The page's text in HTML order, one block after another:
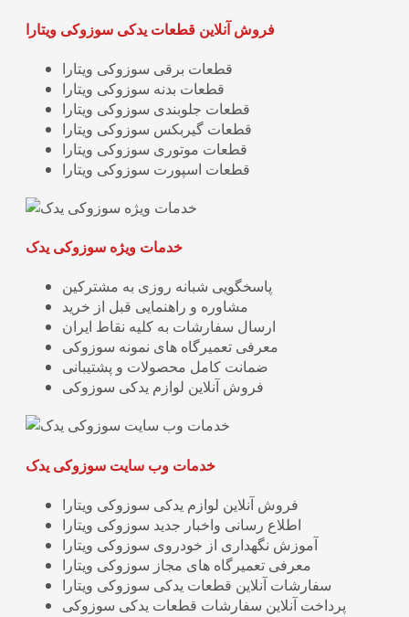
فروش آنلاین قطعات یدکی سوزوکی ویتارا
قطعات برقی سوزوکی ویتارا
قطعات بدنه سوزوکی ویتارا
قطعات جلوبندی سوزوکی ویتارا
قطعات گیربکس سوزوکی ویتارا
قطعات موتوری سوزوکی ویتارا
قطعات اسپورت سوزوکی ویتارا
خدمات ویژه سوزوکی یدک
پاسخگویی شبانه روزی به مشترکین
مشاوره و راهنمایی قبل از خرید
ارسال سفارشات به کلیه نقاط ایران
معرفی تعمیرگاه های نمونه سوزوکی
ضمانت کامل محصولات و پشتیبانی
فروش آنلاین لوازم یدکی سوزوکی
خدمات وب سایت سوزوکی یدک
فروش آنلاین لوازم یدکی سوزوکی ویتارا
اطلاع رسانی واخبار جدید سوزوکی ویتارا
آموزش نگهداری از خودروی سوزوکی ویتارا
معرفی تعمیرگاه های مجاز سوزوکی ویتارا
سفارشات آنلاین قطعات یدکی سوزوکی ویتارا
پرداخت آنلاین سفارشات قطعات یدکی سوزوکی